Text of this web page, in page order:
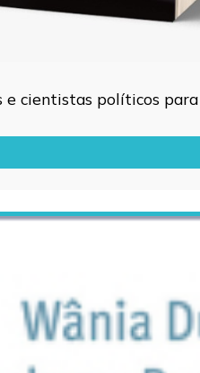
e cientistas políticos